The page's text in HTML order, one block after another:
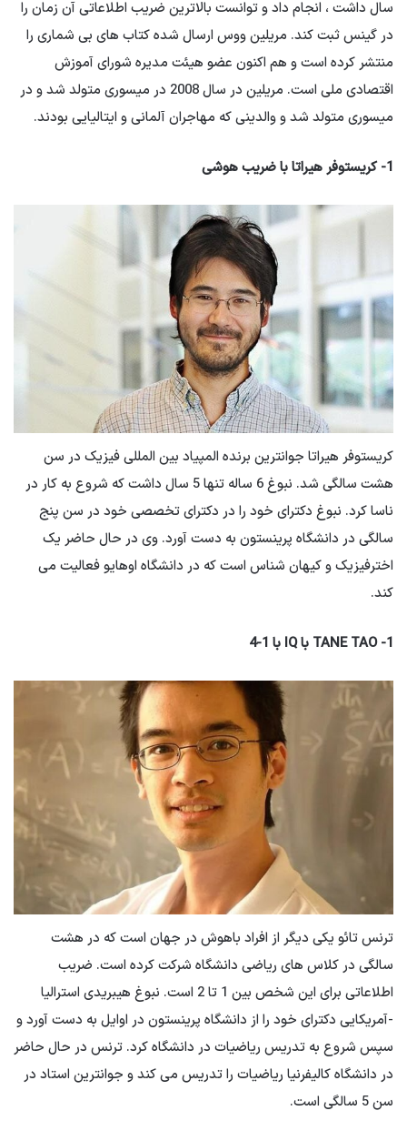
سال داشت ، انجام داد و توانست بالاترین ضریب اطلاعاتی آن زمان را
در گینس ثبت کند. مریلین ووس ارسال شده کتاب های بی شماری را
منتشر کرده است و هم اکنون عضو هیئت مدیره شورای آموزش
اقتصادی ملی است. مریلین در سال 2008 در میسوری متولد شد و در
میسوری متولد شد و والدینی که مهاجران آلمانی و ایتالیایی بودند.
1- کریستوفر هیراتا با ضریب هوشی
کریستوفر هیراتا جوانترین برنده المپیاد بین المللی فیزیک در سن
هشت سالگی شد. نبوغ 6 ساله تنها 5 سال داشت که شروع به کار در
ناسا کرد. نبوغ دکترای خود را در دکترای تخصصی خود در سن پنج
سالگی در دانشگاه پرینستون به دست آورد. وی در حال حاضر یک
اخترفیزیک و کیهان شناس است که در دانشگاه اوهایو فعالیت می
کند.
1- TANE TAO با IQ با 1-4
ترنس تائو یکی دیگر از افراد باهوش در جهان است که در هشت
سالگی در کلاس های ریاضی دانشگاه شرکت کرده است. ضریب
اطلاعاتی برای این شخص بین 1 تا 2 است. نبوغ هیبریدی استرالیا
-آمریکایی دکترای خود را از دانشگاه پرینستون در اوایل به دست آورد و
سپس شروع به تدریس ریاضیات در دانشگاه کرد. ترنس در حال حاضر
در دانشگاه کالیفرنیا ریاضیات را تدریس می کند و جوانترین استاد در
سن 5 سالگی است.